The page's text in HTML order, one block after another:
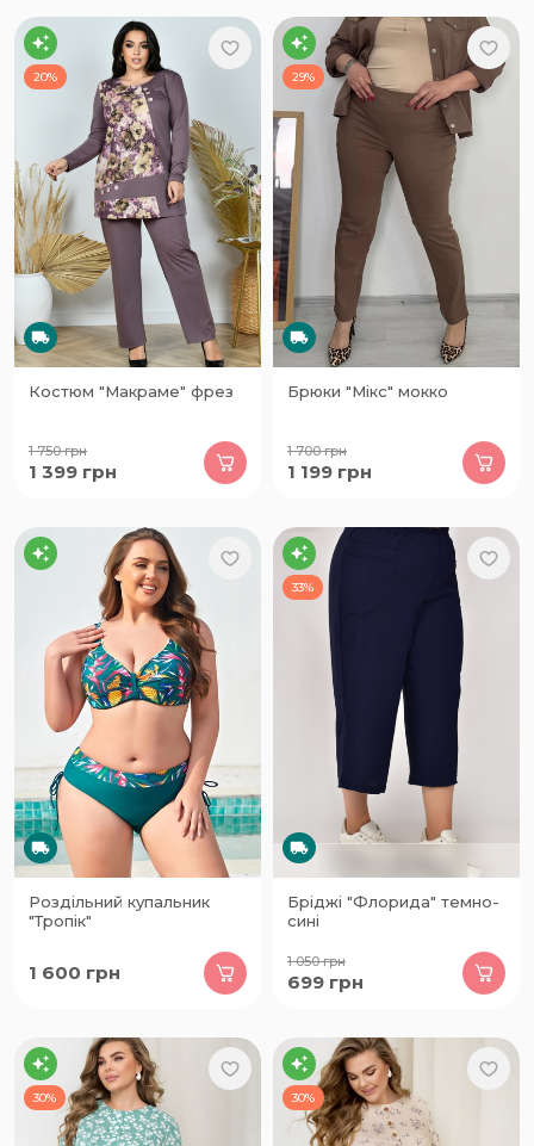
20%
Костюм "Макраме" фрез
1 750грн
1 399 грн
29%
Брюки "Мікс" мокко
1 700грн
1 199 грн
Роздільний купальник
"Тропік"
1 600 грн
33%
Бріджі "Флорида" темно-
сині
1 050грн
699 грн
30% 30%